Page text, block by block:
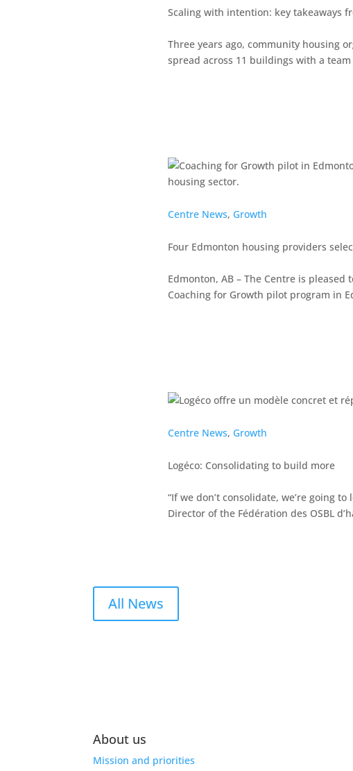
Scaling with intention: key takeaways
Three years ago, community housing
spread across 11 buildings with a
Centre News, Growth
Four Edmonton housing providers
Edmonton, AB – The Centre is
Coaching for Growth pilot program in
Centre News, Growth
Logéco: Consolidating to build more
“If we don’t consolidate, we’re going
Director of the Fédération des OSBL
All News
About us
Mission and priorities